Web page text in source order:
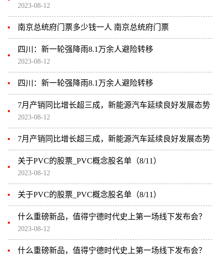
2023-08-12
南京总统府门票多少钱一人 南京总统府门票
四川：新一轮强降雨8.1万余人避险转移
2023-08-12
四川：新一轮强降雨8.1万余人避险转移
7月产销同比增长超三成，新能源汽车延续良好发展态势
2023-08-12
7月产销同比增长超三成，新能源汽车延续良好发展态势
关于PVC的股票_PVC概念股名单（8/11）
2023-08-12
关于PVC的股票_PVC概念股名单（8/11）
什么重磅新品，值得宁德时代史上第一场线下发布会？
2023-08-12
什么重磅新品，值得宁德时代史上第一场线下发布会？